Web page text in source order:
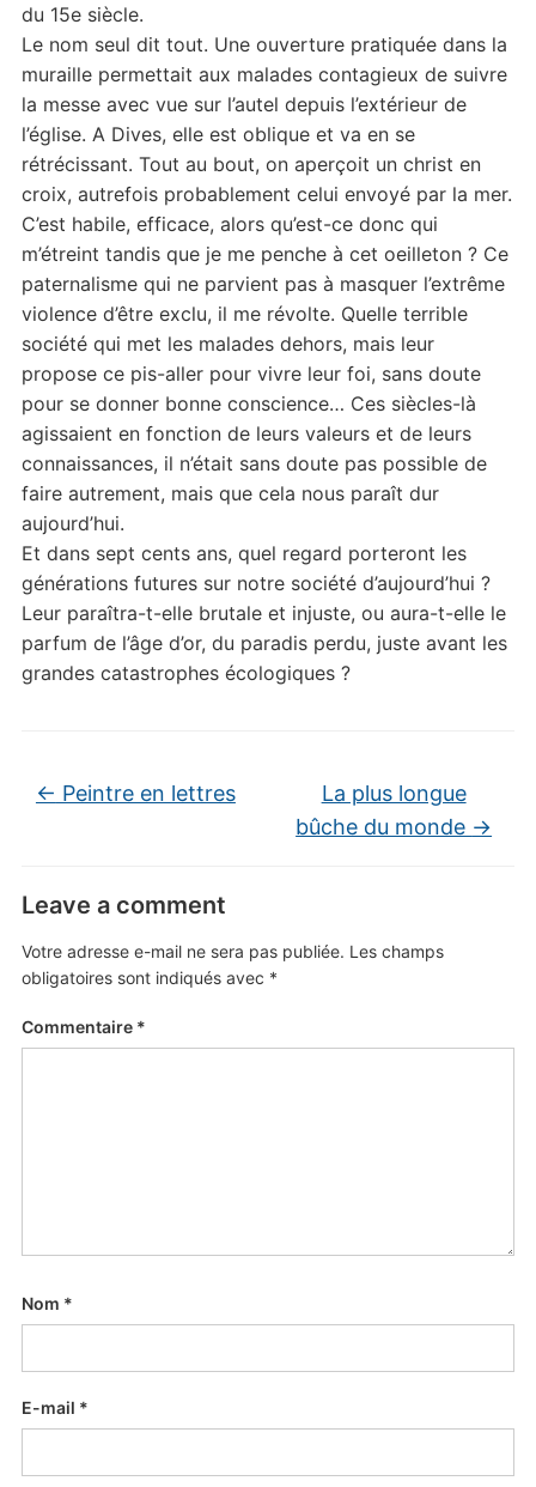
du 15e siècle.
Le nom seul dit tout. Une ouverture pratiquée dans la
muraille permettait aux malades contagieux de suivre
la messe avec vue sur l’autel depuis l’extérieur de
l’église. A Dives, elle est oblique et va en se
rétrécissant. Tout au bout, on aperçoit un christ en
croix, autrefois probablement celui envoyé par la mer.
C’est habile, efficace, alors qu’est-ce donc qui
m’étreint tandis que je me penche à cet oeilleton ? Ce
paternalisme qui ne parvient pas à masquer l’extrême
violence d’être exclu, il me révolte. Quelle terrible
société qui met les malades dehors, mais leur
propose ce pis-aller pour vivre leur foi, sans doute
pour se donner bonne conscience… Ces siècles-là
agissaient en fonction de leurs valeurs et de leurs
connaissances, il n’était sans doute pas possible de
faire autrement, mais que cela nous paraît dur
aujourd’hui.
Et dans sept cents ans, quel regard porteront les
générations futures sur notre société d’aujourd’hui ?
Leur paraîtra-t-elle brutale et injuste, ou aura-t-elle le
parfum de l’âge d’or, du paradis perdu, juste avant les
grandes catastrophes écologiques ?
← Peintre en lettres
La plus longue
bûche du monde →
Leave a comment
Votre adresse e-mail ne sera pas publiée. Les champs
obligatoires sont indiqués avec *
Commentaire *
Nom *
E-mail *